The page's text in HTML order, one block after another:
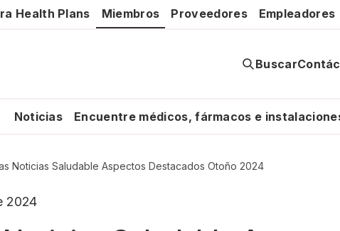
Health Plans Miembros Proveedores Empleadores
Buscar
Noticias Encuentre médicos, fármacos e
Noticias Saludable Aspectos Destacados Otoño 2024
2024